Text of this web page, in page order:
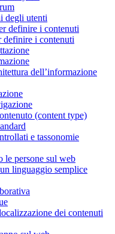
degli utenti
definire i contenuti
definire i contenuti
dell’informazione
(content type)
e tassonomie
le persone sul web
linguaggio semplice
dei contenuti